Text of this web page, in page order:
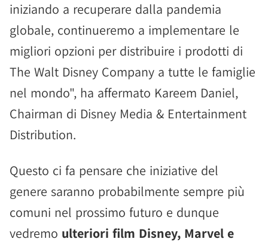
iniziando a recuperare dalla pandemia
globale, continueremo a implementare le
migliori opzioni per distribuire i prodotti di
The Walt Disney Company a tutte le famiglie
nel mondo", ha affermato Kareem Daniel,
Chairman di Disney Media & Entertainment
Distribution.
Questo ci fa pensare che iniziative del
genere saranno probabilmente sempre più
comuni nel prossimo futuro e dunque
vedremo ulteriori film Disney, Marvel e